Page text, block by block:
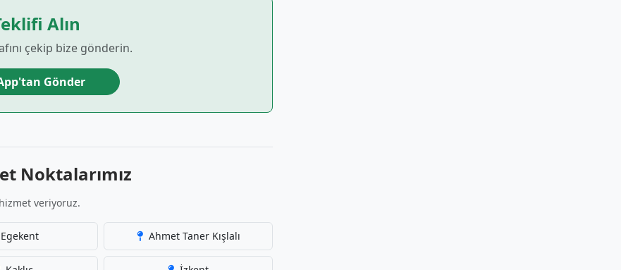
Alın
çekip bize gönderin.
Gönder
Noktalarımız
veriyoruz.
Egekent Ahmet Taner Kışlalı